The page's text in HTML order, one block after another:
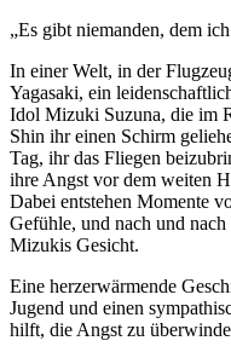
„Es gibt niemanden, dem
In einer Welt, in der
Yagasaki, ein
Idol Mizuki Suzuna, die im
Shin ihr einen Schirm
Tag, ihr das Fliegen
ihre Angst vor dem weiten
Dabei entstehen Momente
Gefühle, und nach und
Mizukis Gesicht.
Eine herzerwärmende
Jugend und einen
hilft, die Angst zu